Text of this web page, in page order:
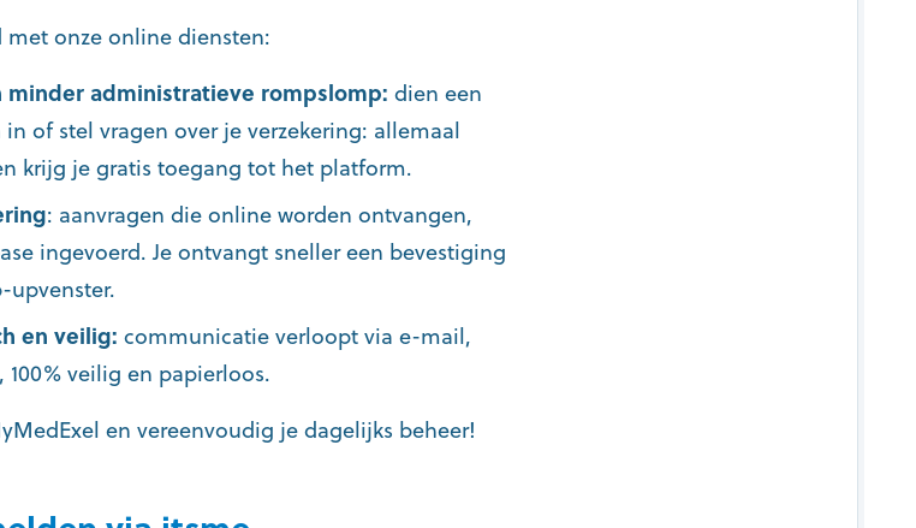
met onze online diensten:
administratieve rompslomp: dien een
of stel vragen over je verzekering: allemaal
krijg je gratis toegang tot het platform.
: aanvragen die online worden ontvangen,
ingevoerd. Je ontvangt sneller een bevestiging
upvenster.
en veilig: communicatie verloopt via e-mail,
veilig en papierloos.
en vereenvoudig je dagelijks beheer!